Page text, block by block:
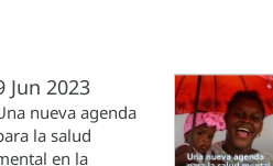
Jun 2023
nueva agenda
la salud
en la